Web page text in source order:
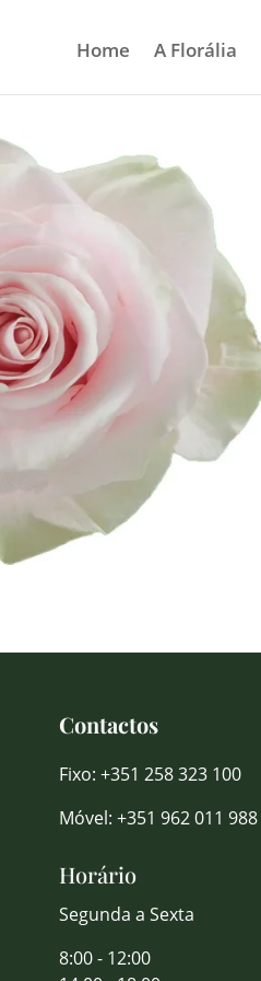
Home A Florália
Contactos
Fixo: +351 258 323 100
Móvel: +351 962 011 988
Horário
Segunda a Sexta
8:00 - 12:00